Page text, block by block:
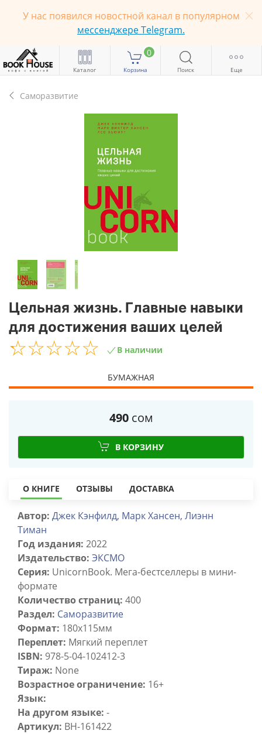
У нас появился новостной канал в популярном
мессенджере Telegram.
Каталог
0
Корзина Поиск Еще
Саморазвитие
Цельная жизнь. Главные навыки
для достижения ваших целей
☆☆☆☆☆
★★★★★ В наличии
БУМАЖНАЯ
490 сом
В КОРЗИНУ
О КНИГЕ ОТЗЫВЫ ДОСТАВКА
Автор: Джек Кэнфилд, Марк Хансен, Лиэнн
Тиман
Год издания: 2022
Издательство: ЭКСМО
Серия: UnicornBook. Мега-бестселлеры в мини-
формате
Количество страниц: 400
Раздел: Саморазвитие
Формат: 180х115мм
Переплет: Мягкий переплет
ISBN: 978-5-04-102412-3
Тираж: None
Возрастное ограничение: 16+
Язык:
На другом языке: -
Артикул: BH-161422